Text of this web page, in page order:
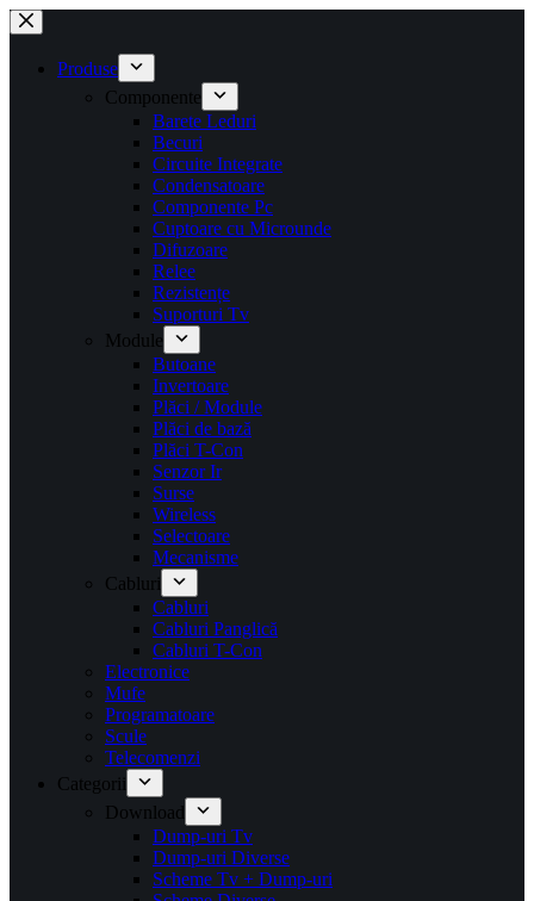
Sari
la
conținutProduse
Componente
Barete Leduri
Becuri
Circuite Integrate
Condensatoare
Componente Pc
Cuptoare cu Microunde
Difuzoare
Relee
Rezistențe
Suporturi Tv
Module
Butoane
Invertoare
Plăci / Module
Plăci de bază
Plăci T-Con
Senzor Ir
Surse
Wireless
Selectoare
Mecanisme
Cabluri
Cabluri
Cabluri Panglică
Cabluri T-Con
Electronice
Mufe
Programatoare
Scule
Telecomenzi
Categorii
Download
Dump-uri Tv
Dump-uri Diverse
Scheme Tv + Dump-uri